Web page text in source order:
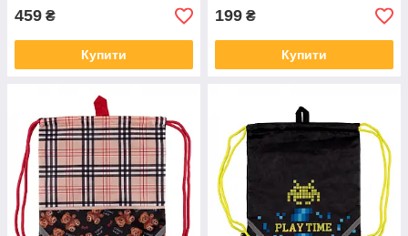
459 ₴
Купити
199 ₴
Купити